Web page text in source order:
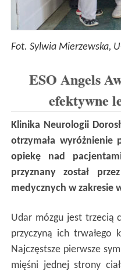
Fot. Sylwia Mierzewska,
ESO Angels
efektywne
Klinika Neurologii
otrzymała wyróżnienie
opiekę nad
przyznany został
medycznych w zakresie
Udar mózgu jest trzecią
przyczyną ich
Najczęstsze pierwsze
mięśni jednej strony